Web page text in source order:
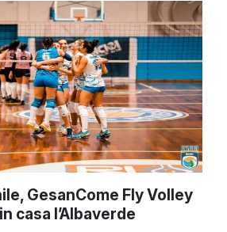
GesanCome Fly Volley
casa l’Albaverde